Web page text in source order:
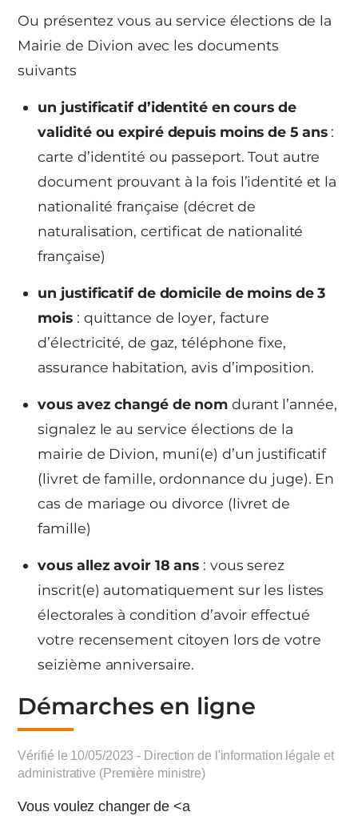
Ou présentez vous au service élections de la
Mairie de Divion avec les documents
suivants
un justificatif d’identité en cours de
validité ou expiré depuis moins de 5 ans:
carte d’identité ou passeport. Tout autre
document prouvant à la fois l’identité et la
nationalité française (décret de
naturalisation, certificat de nationalité
française)
un justificatif de domicile de moins de 3
mois : quittance de loyer, facture
d’électricité, de gaz, téléphone fixe,
assurance habitation, avis d’imposition.
vous avez changé de nom durant l’année,
signalez le au service élections de la
mairie de Divion, muni(e) d’un justificatif
(livret de famille, ordonnance du juge). En
cas de mariage ou divorce (livret de
famille)
vous allez avoir 18 ans : vous serez
inscrit(e) automatiquement sur les listes
électorales à condition d’avoir effectué
votre recensement citoyen lors de votre
seizième anniversaire.
Démarches en ligne
Vérifié le 10/05/2023 - Direction de l'information légale et
administrative (Première ministre)
Vous voulez changer de <a